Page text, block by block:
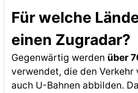
Für welche
einen Zugradar?
Gegenwärtig werden über
verwendet, die den Verkehr
auch U-Bahnen abbilden.